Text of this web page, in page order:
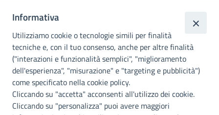
metropolitana di
Palermo
Info e contatti
Città Metropoliitana di Palermo
Via Maqueda, 100 - 90134 - Palermo
Cod. Fisc. 80021470820
PEC: cm.pa@cert.cittametropolitana.pa.it
Informativa
Utilizziamo cookie o tecnologie simili per finalità
tecniche e, con il tuo consenso, anche per altre finalità
("interazioni e funzionalità semplici", "miglioramento
dell'esperienza", "misurazione" e "targeting e pubblicità")
come specificato nella cookie policy.
Cliccando su "accetta" acconsenti all'utilizzo dei cookie.
Cliccando su "personalizza" puoi avere maggiori